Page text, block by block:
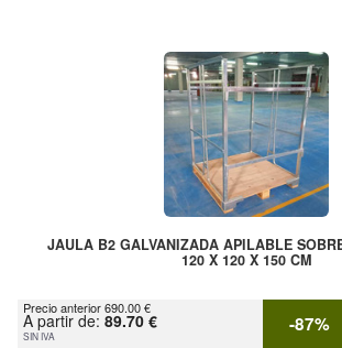
JAULA B2 GALVANIZADA APILABLE
120 X 120 X 150 CM
Precio anterior 690.00 €
A partir de: 89.70 €
SIN IVA -87%